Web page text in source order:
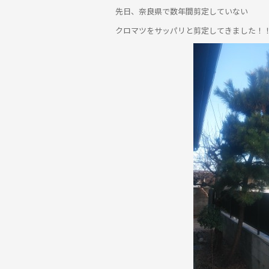
先日、奈良県で数年間剪定していない
クロマツをサッパリと剪定してきました！